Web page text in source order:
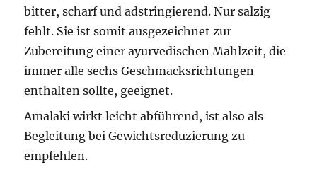
bitter, scharf und adstringierend. Nur salzig
fehlt. Sie ist somit ausgezeichnet zur
Zubereitung einer ayurvedischen Mahlzeit, die
immer alle sechs Geschmacksrichtungen
enthalten sollte, geeignet.
Amalaki wirkt leicht abführend, ist also als
Begleitung bei Gewichtsreduzierung zu
empfehlen.